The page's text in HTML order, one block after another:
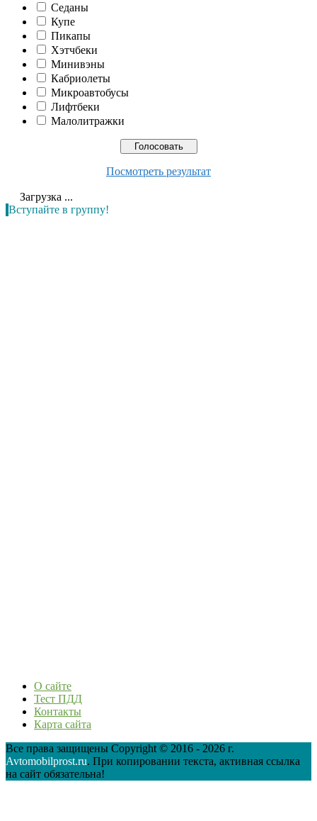
Седаны
Купе
Пикапы
Хэтчбеки
Минивэны
Кабриолеты
Микроавтобусы
Лифтбеки
Малолитражки
Посмотреть результат
Загрузка ...
Вступайте в группу!
О сайте
Тест ПДД
Контакты
Карта сайта
Все права защищены Copyright © 2016 - 2026 г.
Avtomobilprost.ru. При копировании текста, активная ссылка
на сайт обязательна!